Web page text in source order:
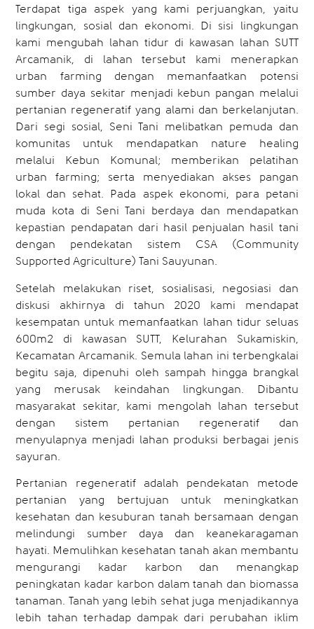
Terdapat tiga aspek yang kami perjuangkan, yaitu
lingkungan, sosial dan ekonomi. Di sisi lingkungan
kami mengubah lahan tidur di kawasan lahan SUTT
Arcamanik, di lahan tersebut kami menerapkan
urban farming dengan memanfaatkan potensi
sumber daya sekitar menjadi kebun pangan melalui
pertanian regeneratif yang alami dan berkelanjutan.
Dari segi sosial, Seni Tani melibatkan pemuda dan
komunitas untuk mendapatkan nature healing
melalui Kebun Komunal; memberikan pelatihan
urban farming; serta menyediakan akses pangan
lokal dan sehat. Pada aspek ekonomi, para petani
muda kota di Seni Tani berdaya dan mendapatkan
kepastian pendapatan dari hasil penjualan hasil tani
dengan pendekatan sistem CSA (Community
Supported Agriculture) Tani Sauyunan.
Setelah melakukan riset, sosialisasi, negosiasi dan
diskusi akhirnya di tahun 2020 kami mendapat
kesempatan untuk memanfaatkan lahan tidur seluas
600m2 di kawasan SUTT, Kelurahan Sukamiskin,
Kecamatan Arcamanik. Semula lahan ini terbengkalai
begitu saja, dipenuhi oleh sampah hingga brangkal
yang merusak keindahan lingkungan. Dibantu
masyarakat sekitar, kami mengolah lahan tersebut
dengan sistem pertanian regeneratif dan
menyulapnya menjadi lahan produksi berbagai jenis
sayuran.
Pertanian regeneratif adalah pendekatan metode
pertanian yang bertujuan untuk meningkatkan
kesehatan dan kesuburan tanah bersamaan dengan
melindungi sumber daya dan keanekaragaman
hayati. Memulihkan kesehatan tanah akan membantu
mengurangi kadar karbon dan menangkap
peningkatan kadar karbon dalam tanah dan biomassa
tanaman. Tanah yang lebih sehat juga menjadikannya
lebih tahan terhadap dampak dari perubahan iklim